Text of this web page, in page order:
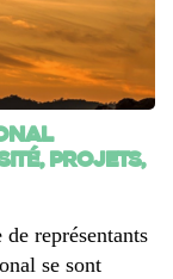
Projets,
représentants
se sont